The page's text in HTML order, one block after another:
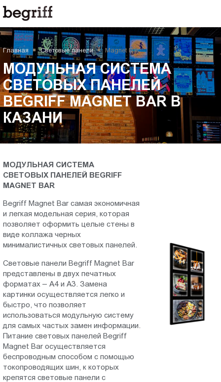
МОДУЛЬНАЯ
СИСТЕМА
СВЕТОВЫХ
ПАНЕЛЕЙ
BEGRIFF
MAGNET
в
Казани
Главная Световые панели Magnet Bar
МОДУЛЬНАЯ СИСТЕМА
СВЕТОВЫХ ПАНЕЛЕЙ
BEGRIFF MAGNET BAR В
КАЗАНИ
МОДУЛЬНАЯ СИСТЕМА
СВЕТОВЫХ ПАНЕЛЕЙ BEGRIFF
MAGNET BAR
Begriff Magnet Bar самая экономичная
и легкая модельная серия, которая
позволяет оформить целые стены в
виде коллажа черных
минималистичных световых панелей.
Световые панели Begriff Magnet Bar
представлены в двух печатных
форматах – А4 и А3. Замена
картинки осуществляется легко и
быстро, что позволяет
использоваться модульную систему
для самых частых замен информации.
Питание световых панелей Begriff
Magnet Bar осуществляется
беспроводным способом с помощью
токопроводящих шин, к которых
крепятся световые панели с
ООО
"Компания
Бегрифф"
Россия
Свердловская
обл.
620016
г.
Екатеринбург
ул.
Амундсена,
д.
707
sales@begriff.ru
RUB
Пн.-
9.00-
Сб.,
Вс.:
выходной